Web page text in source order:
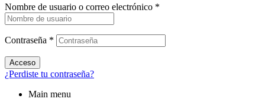
Nombre de usuario o correo electrónico *
Contraseña *
Acceso
¿Perdiste tu contraseña?
Main menu